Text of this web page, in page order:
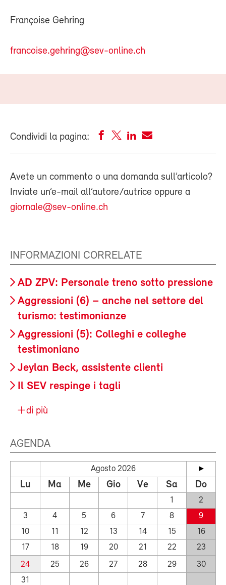
Françoise Gehring
francoise.gehring@sev-online.ch
Condividi la pagina:
Avete un commento o una domanda sull’articolo?
Inviate un’e-mail all’autore/autrice oppure a
giornale@sev-online.ch
INFORMAZIONI CORRELATE
AD ZPV: Personale treno sotto pressione
Aggressioni (6) – anche nel settore del
turismo: testimonianze
Aggressioni (5): Colleghi e colleghe
testimoniano
Jeylan Beck, assistente clienti
Il SEV respinge i tagli
di più
AGENDA
Agosto 2026
Lu Ma Me Gio Ve Sa Do
1
2
3
4 5 6 7 8
9
10
11 12 13 14 15
16
17
18 19 20 21 22
23
24
25 26 27 28 29
30
31